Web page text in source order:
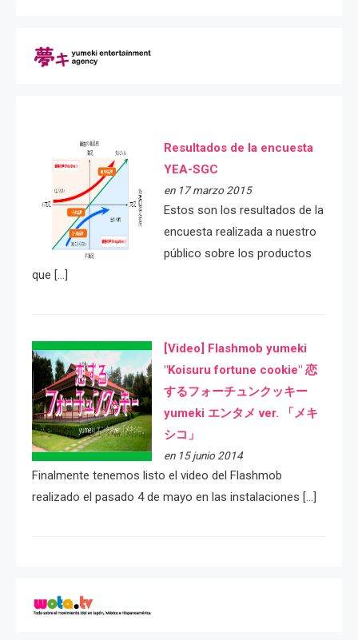
Resultados de la encuesta
YEA-SGC
en 17 marzo 2015
Estos son los resultados de la
encuesta realizada a nuestro
público sobre los productos
que […]
[Video] Flashmob yumeki
"Koisuru fortune cookie" 恋
するフォーチュンクッキー
yumeki エンタメ ver. 「メキ
シコ」
en 15 junio 2014
Finalmente tenemos listo el video del Flashmob
realizado el pasado 4 de mayo en las instalaciones […]